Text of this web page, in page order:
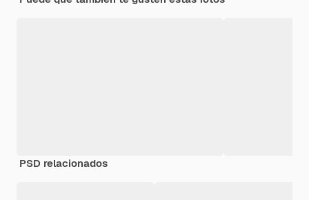
PSD relacionados